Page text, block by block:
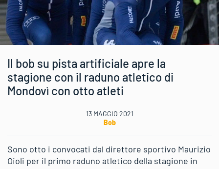
Il bob su pista artificiale apre la
stagione con il raduno atletico di
Mondovì con otto atleti
13 MAGGIO 2021
Bob
Sono otto i convocati dal direttore sportivo Maurizio
Oioli per il primo raduno atletico della stagione in